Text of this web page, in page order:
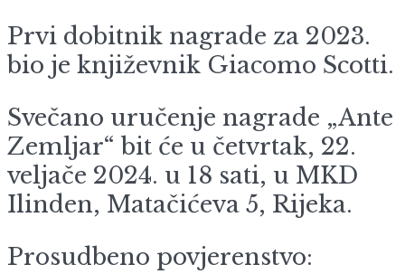
Prvi dobitnik nagrade za 2023.
bio je književnik Giacomo Scotti.
Svečano uručenje nagrade „Ante
Zemljar“ bit će u četvrtak, 22.
veljače 2024. u 18 sati, u MKD
Ilinden, Matačićeva 5, Rijeka.
Prosudbeno povjerenstvo: